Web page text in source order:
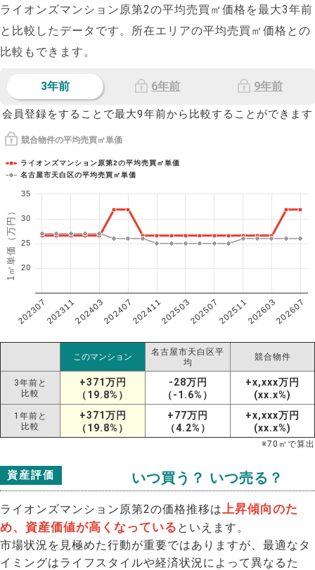
ライオンズマンション原第2の平均売買㎡価格を最大3年前
と比較したデータです。所在エリアの平均売買㎡価格との
比較もできます。
3年前 6年前 9年前
会員登録をすることで最大9年前から比較することができます
競合物件の平均売買㎡単価
1㎡単価（万円）
ライオンズマンション原第2の平均売買㎡単価
名古屋市天白区の平均売買㎡単価
202307202311202403202407202411202503202507202511202603202607
20
25
30
35
このマンション
名古屋市天白区平
均
競合物件
3年前と
比較
+371万円
（19.8%）
-28万円
（-1.6%）
+x,xxx万円
(xx.x%)
1年前と
比較
+371万円
（19.8%）
+77万円
（4.2%）
+x,xxx万円
(xx.x%)
※70 ㎡で算出
資産評価 いつ買う？ いつ売る？
ライオンズマンション原第2の価格推移は 上昇傾向のた
め、資産価値が高くなっている といえます。
市場状況を見極めた行動が重要ではありますが、最適なタ
イミングはライフスタイルや経済状況によって異なるた